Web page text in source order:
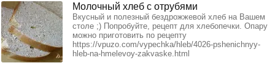
Молочный хлеб с отрубями
Вкусный и полезный бездрожжевой хлеб на Вашем
столе ;) Попробуйте, рецепт для хлебопечки. Опару
можно приготовить по рецепту
https://vpuzo.com/vypechka/hleb/4026-pshenichnyy-
hleb-na-hmelevoy-zakvaske.html